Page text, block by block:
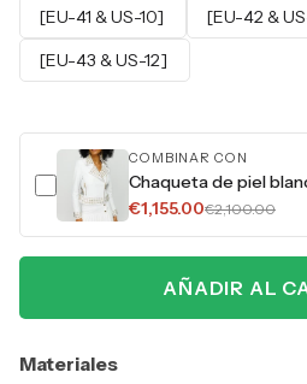
[EU-41 & US-10]
[EU-42 &
[EU-43 & US-12]
COMBINAR CON
Chaqueta de piel
€1,155.00€2,100.00
AÑADIR AL
Materiales